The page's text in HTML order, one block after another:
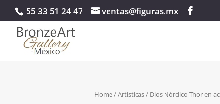
55 33 51 24 47 ventas@figuras.mx
Home/Artisticas/ Dios Nórdico Thor en